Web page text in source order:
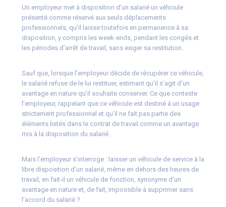
Un employeur met à disposition d’un salarié un véhicule
présenté comme réservé aux seuls déplacements
professionnels, qu’il laisse toutefois en permanence à sa
disposition, y compris les week-ends, pendant les congés et
les périodes d’arrêt de travail, sans exiger sa restitution.
Sauf que, lorsque l’employeur décide de récupérer ce véhicule,
le salarié refuse de le lui restituer, estimant qu’il s’agit d’un
avantage en nature qu’il souhaite conserver. Ce que conteste
l’employeur, rappelant que ce véhicule est destiné à un usage
strictement professionnel et qu’il ne fait pas partie des
éléments listés dans le contrat de travail comme un avantage
mis à la disposition du salarié.
Mais l’employeur s’interroge : laisser un véhicule de service à la
libre disposition d’un salarié, même en dehors des heures de
travail, en fait-il un véhicule de fonction, synonyme d’un
avantage en nature et, de fait, impossible à supprimer sans
l’accord du salarié ?